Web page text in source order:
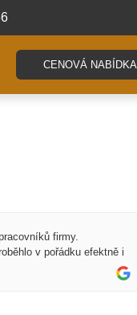
CENOVÁ NABÍDKA
firmy.
v pořádku efektně i